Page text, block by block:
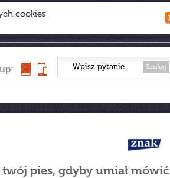
cookies
Szukaj
pies, gdyby umiał mówić